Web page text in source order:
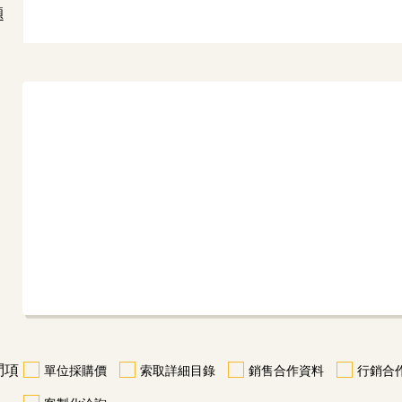
項
單位採購價 索取詳細目錄 銷售合作資料 行銷合